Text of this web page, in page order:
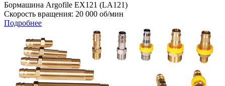
Бормашина Argofile EX121 (LA121)
Скорость вращения: 20 000 об/мин
Подробнее